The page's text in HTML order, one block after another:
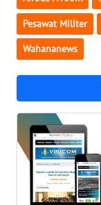
Pesawat Militer
Wahananews
WN
BABEL
WN
SUMSEL
WN
BENGKULU